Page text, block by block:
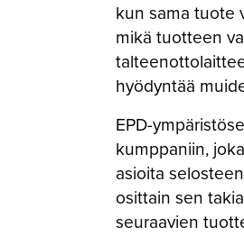
kun sama tuote
mikä tuotteen
hyödyntää
EPD-
kumppaniin,
asioita
osittain sen
seuraavien